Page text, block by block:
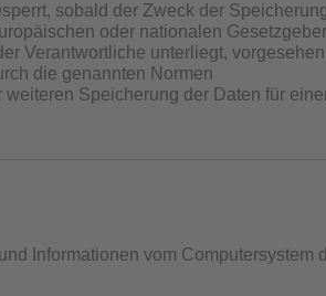
sobald der Zweck der
oder nationalen
Verantwortliche unterliegt, vorgesehen
die genannten Normen
Speicherung der Daten für
Informationen vom Computersystem